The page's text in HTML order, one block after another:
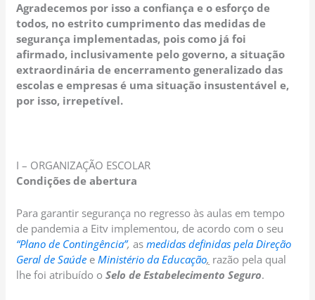
Agradecemos por isso a confiança e o esforço de
todos, no estrito cumprimento das medidas de
segurança implementadas, pois como já foi
afirmado, inclusivamente pelo governo, a situação
extraordinária de encerramento generalizado das
escolas e empresas é uma situação insustentável e,
por isso, irrepetível.
I – ORGANIZAÇÃO ESCOLAR
Condições de abertura
Para garantir segurança no regresso às aulas em tempo
de pandemia a Eitv implementou, de acordo com o seu
“Plano de Contingência”, asmedidas definidas pela Direção
Geral de Saúde eMinistério da Educação, razão pela qual
lhe foi atribuído oSelo de Estabelecimento Seguro.